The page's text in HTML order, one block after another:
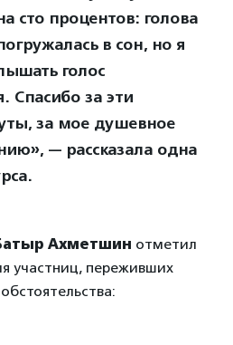
сто процентов: голова
в сон, но я
голос
Спасибо за эти
за мое душевное
— рассказала одна
Ахметшин отметил
участниц, переживших